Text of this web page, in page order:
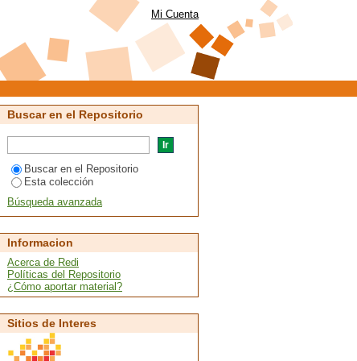
Mi Cuenta
Buscar en el Repositorio
Buscar en el Repositorio
Esta colección
Búsqueda avanzada
Informacion
Acerca de Redi
Políticas del Repositorio
¿Cómo aportar material?
Sitios de Interes